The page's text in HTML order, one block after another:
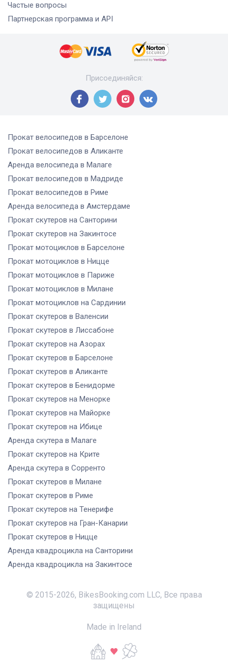
Частые вопросы
Партнерская программа и API
Присоединяйся:
Прокат велосипедов в Барселоне
Прокат велосипедов в Аликанте
Аренда велосипеда в Малаге
Прокат велосипедов в Мадриде
Прокат велосипедов в Риме
Аренда велосипеда в Амстердаме
Прокат скутеров на Санторини
Прокат скутеров на Закинтосе
Прокат мотоциклов в Барселоне
Прокат мотоциклов в Ницце
Прокат мотоциклов в Париже
Прокат мотоциклов в Милане
Прокат мотоциклов на Сардинии
Прокат скутеров в Валенсии
Прокат скутеров в Лиссабоне
Прокат скутеров на Азорах
Прокат скутеров в Барселоне
Прокат скутеров в Аликанте
Прокат скутеров в Бенидорме
Прокат скутеров на Менорке
Прокат скутеров на Майорке
Прокат скутеров на Ибице
Аренда скутера в Малаге
Прокат скутеров на Крите
Аренда скутера в Сорренто
Прокат скутеров в Милане
Прокат скутеров в Риме
Прокат скутеров на Тенерифе
Прокат скутеров на Гран-Канарии
Прокат скутеров в Ницце
Аренда квадроцикла на Санторини
Аренда квадроцикла на Закинтосе
© 2015-2026, BikesBooking.com LLC, Все права
защищены
Made in Ireland